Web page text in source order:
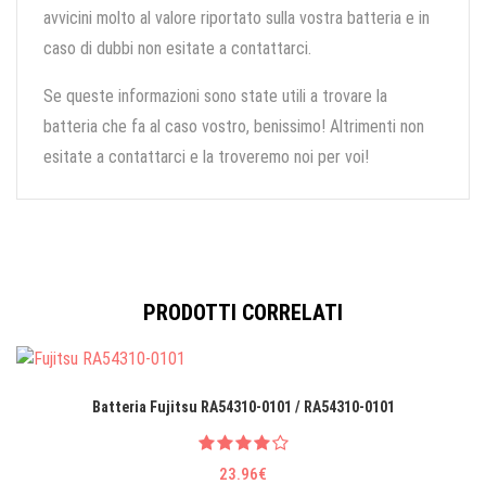
avvicini molto al valore riportato sulla vostra batteria e in
caso di dubbi non esitate a contattarci.
Se queste informazioni sono state utili a trovare la
batteria che fa al caso vostro, benissimo! Altrimenti non
esitate a contattarci e la troveremo noi per voi!
PRODOTTI CORRELATI
Batteria Fujitsu RA54310-0101 / RA54310-0101
23.96€